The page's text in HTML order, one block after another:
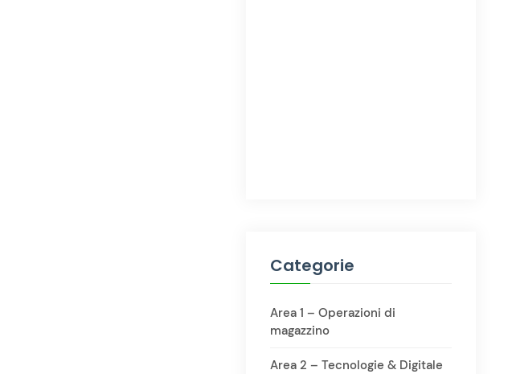
Categorie
Area 1 – Operazioni di
magazzino
Area 2 – Tecnologie & Digitale